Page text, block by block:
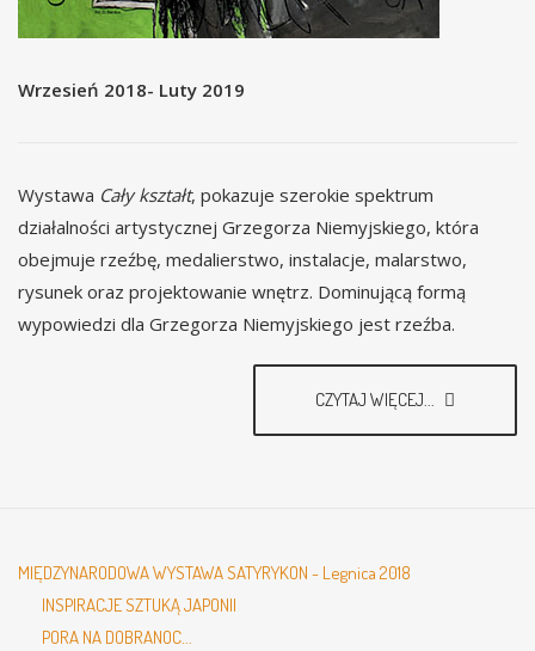
Wrzesień 2018- Luty 2019
Wystawa Cały kształt, pokazuje szerokie spektrum
działalności artystycznej Grzegorza Niemyjskiego, która
obejmuje rzeźbę, medalierstwo, instalacje, malarstwo,
rysunek oraz projektowanie wnętrz. Dominującą formą
wypowiedzi dla Grzegorza Niemyjskiego jest rzeźba.
CZYTAJ WIĘCEJ...
MIĘDZYNARODOWA WYSTAWA SATYRYKON - Legnica 2018
INSPIRACJE SZTUKĄ JAPONII
PORA NA DOBRANOC...